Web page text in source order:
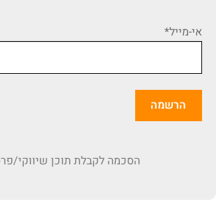
אי-מייל*
הסכמה לקבלת תוכן שיווקי/